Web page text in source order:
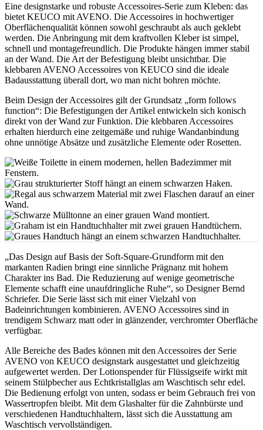
Eine designstarke und robuste Accessoires-Serie zum Kleben: das
bietet KEUCO mit AVENO. Die Accessoires in hochwertiger
Oberflächenqualität können sowohl geschraubt als auch geklebt
werden. Die Anbringung mit dem kraftvollen Kleber ist simpel,
schnell und montagefreundlich. Die Produkte hängen immer stabil
an der Wand. Die Art der Befestigung bleibt unsichtbar. Die
klebbaren AVENO Accessoires von KEUCO sind die ideale
Badausstattung überall dort, wo man nicht bohren möchte.
Beim Design der Accessoires gilt der Grundsatz „form follows
function“: Die Befestigungen der Artikel entwickeln sich konisch
direkt von der Wand zur Funktion. Die klebbaren Accessoires
erhalten hierdurch eine zeitgemäße und ruhige Wandanbindung
ohne unnötige Absätze und zusätzliche Elemente oder Rosetten.
„Das Design auf Basis der Soft-Square-Grundform mit den
markanten Radien bringt eine sinnliche Prägnanz mit hohem
Charakter ins Bad. Die Reduzierung auf wenige geometrische
Elemente schafft eine unaufdringliche Ruhe“, so Designer Bernd
Schriefer. Die Serie lässt sich mit einer Vielzahl von
Badeinrichtungen kombinieren. AVENO Accessoires sind in
trendigem Schwarz matt oder in glänzender, verchromter Oberfläche
verfügbar.
Alle Bereiche des Bades können mit den Accessoires der Serie
AVENO von KEUCO designstark ausgestattet und gleichzeitig
aufgewertet werden. Der Lotionspender für Flüssigseife wirkt mit
seinem Stülpbecher aus Echtkristallglas am Waschtisch sehr edel.
Die Bedienung erfolgt von unten, sodass er beim Gebrauch frei von
Wassertropfen bleibt. Mit dem Glashalter für die Zahnbürste und
verschiedenen Handtuchhaltern, lässt sich die Ausstattung am
Waschtisch vervollständigen.